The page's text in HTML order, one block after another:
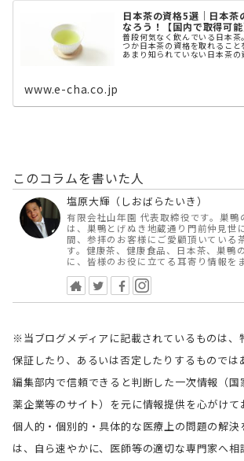
日本茶の資格5選｜日本茶
なろう！【国内で取得可能
普段何気なく飲んでいる日本茶
つか日本茶の資格を取れること
あまり知られていない日本茶
www.e-cha.co.jp
このコラムを書いた人
塩原大輝（しおばらたいき）
有限会社山年園 代表取締役です。巣鴨
は、巣鴨とげぬき地蔵通り門前仲見世
間、参拝のお客様にご愛顧頂いている
す。健康茶、健康食品、日本茶、巣鴨
に、皆様のお役に立てる耳寄り情報を
※当ブログメディアに記載されているものは、
保証したり、あるいは否定したりするものでは
編集部内で信頼できると判断した一次情報（国
薬企業等のサイト）を元に情報提供を心がけて
個人的・個別的・具体的な医療上の問題の解決
は、自ら速やかに、医師等の適切な専門家へ